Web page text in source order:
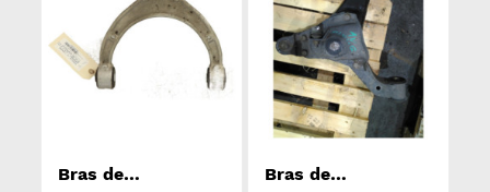
Bras de
Bras de